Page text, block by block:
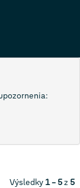
Výsledky 1 – 5z 5